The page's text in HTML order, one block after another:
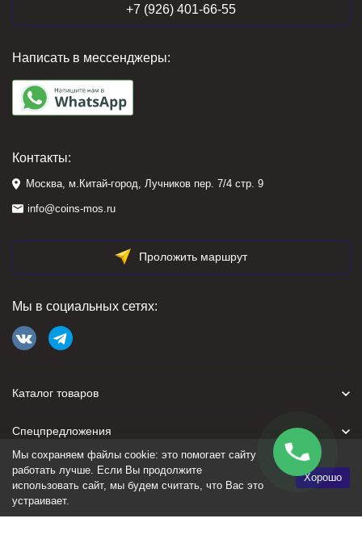
+7 (926) 401-66-55
Написать в мессенджеры:
Контакты:
Москва, м.Китай-город, Лучников пер. 7/4 стр. 9
info@coins-mos.ru
Проложить маршрут
Мы в социальных сетях:
Каталог товаров
Спецпредложения
Для покупателя
Политика персональных данных
Мы сохраняем файлы cookie: это помогает сайту
работать лучше. Если Вы продолжите
использовать сайт, мы будем считать, что Вас это
устраивает.
Хорошо